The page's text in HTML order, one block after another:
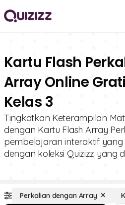
Kartu Flash
Array Online
Kelas 3
Tingkatkan Keterampilan
dengan Kartu Flash Array
pembelajaran interaktif
dengan koleksi Quizizz yang
Perkalian dengan Array